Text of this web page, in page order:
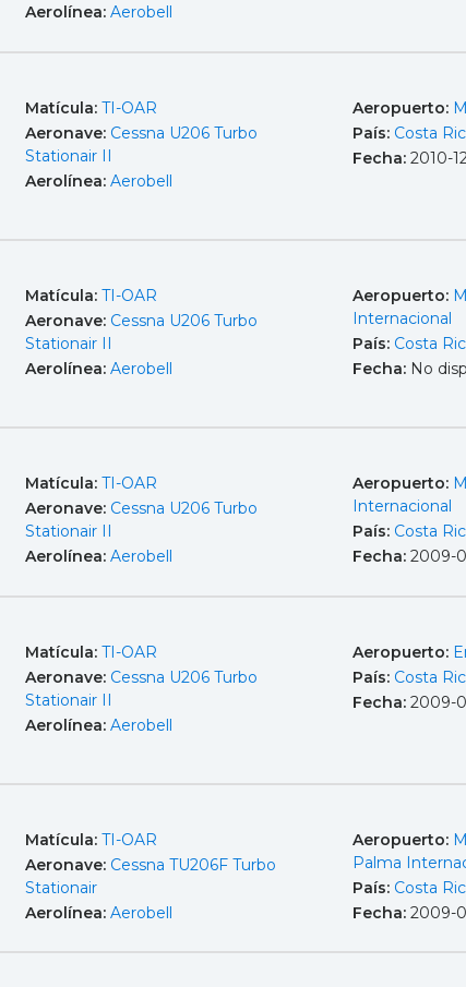
Aerolínea: Aerobell
Matícula: TI-OAR
Aeronave: Cessna U206 Turbo
Stationair II
Aerolínea: Aerobell
Aeropuerto:
País: Costa
Fecha: 2010-
Matícula: TI-OAR
Aeronave: Cessna U206 Turbo
Stationair II
Aerolínea: Aerobell
Aeropuerto:
Internacional
País: Costa
Fecha: No
Matícula: TI-OAR
Aeronave: Cessna U206 Turbo
Stationair II
Aerolínea: Aerobell
Aeropuerto:
Internacional
País: Costa
Fecha: 2009-
Matícula: TI-OAR
Aeronave: Cessna U206 Turbo
Stationair II
Aerolínea: Aerobell
Aeropuerto:
País: Costa
Fecha: 2009-
Matícula: TI-OAR
Aeronave: Cessna TU206F Turbo
Stationair
Aerolínea: Aerobell
Aeropuerto:
Palma
País: Costa
Fecha: 2009-